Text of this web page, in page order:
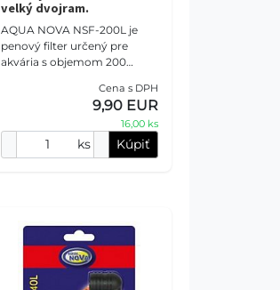
velký dvojram.
AQUA NOVA NSF-200L je
penový filter určený pre
akvária s objemom 200
vnútorný filter poskytuje
biologickú a mechanickú filtr
Cena s DPH
9,90 EUR
16,00 ks
ks Kúpiť